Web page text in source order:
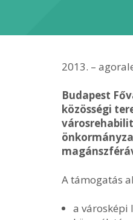
2013. –
Budapest
közösségi
A támogatás
a városképi